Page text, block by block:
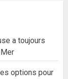
a toujours
options pour